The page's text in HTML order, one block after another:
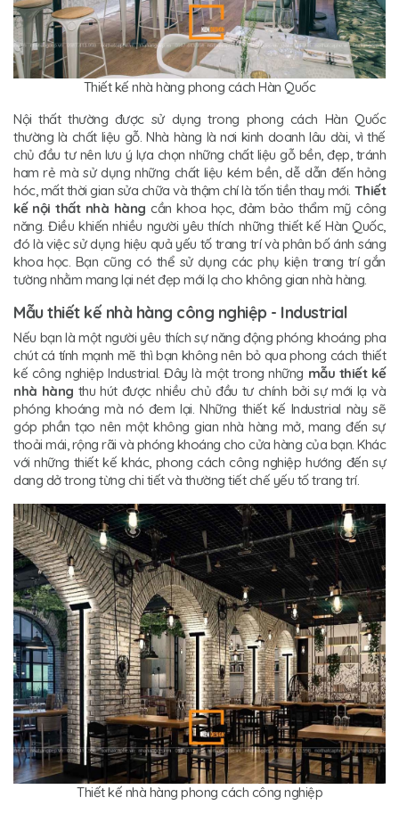
Thiết kế nhà hàng phong cách Hàn Quốc
Nội thất thường được sử dụng trong phong cách Hàn Quốc
thường là chất liệu gỗ. Nhà hàng là nơi kinh doanh lâu dài, vì thế
chủ đầu tư nên lưu ý lựa chọn những chất liệu gỗ bền, đẹp, tránh
ham rẻ mà sử dụng những chất liệu kém bền, dễ dẫn đến hỏng
hóc, mất thời gian sửa chữa và thậm chí là tốn tiền thay mới. Thiết
kế nội thất nhà hàng cần khoa học, đảm bảo thẩm mỹ công
năng. Điều khiến nhiều người yêu thích những thiết kế Hàn Quốc,
đó là việc sử dụng hiệu quả yếu tố trang trí và phân bố ánh sáng
khoa học. Bạn cũng có thể sử dụng các phụ kiện trang trí gắn
tường nhằm mang lại nét đẹp mới lạ cho không gian nhà hàng.
Mẫu thiết kế nhà hàng công nghiệp - Industrial
Nếu bạn là một người yêu thích sự năng động phóng khoáng pha
chút cá tính mạnh mẽ thì bạn không nên bỏ qua phong cách thiết
kế công nghiệp Industrial. Đây là một trong những mẫu thiết kế
nhà hàng thu hút được nhiều chủ đầu tư chính bởi sự mới lạ và
phóng khoáng mà nó đem lại. Những thiết kế Industrial này sẽ
góp phần tạo nên một không gian nhà hàng mở, mang đến sự
thoải mái, rộng rãi và phóng khoáng cho cửa hàng của bạn. Khác
với những thiết kế khác, phong cách công nghiệp hướng đến sự
dang dở trong từng chi tiết và thường tiết chế yếu tố trang trí.
Thiết kế nhà hàng phong cách công nghiệp